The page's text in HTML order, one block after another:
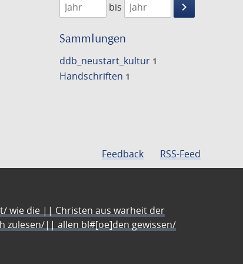
bis
keyboard_arrow_right
Suche
Sammlungen
ddb_neustart_kultur 1
Handschriften 1
Feedback RSS-Feed
wie die || Christen aus warheit der
zulesen/|| allen bl#[oe]den gewissen/